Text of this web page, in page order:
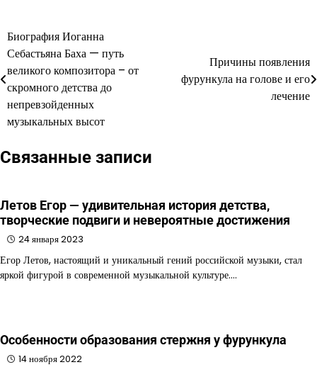
Навигация
по
записям
Биография Иоганна
Себастьяна Баха — путь
великого композитора – от
скромного детства до
непревзойденных
музыкальных высот
Причины появления
фурункула на голове и его
лечение
Связанные записи
Летов Егор — удивительная история детства,
творческие подвиги и невероятные достижения
24 января 2023
Егор Летов, настоящий и уникальный гений российской музыки, стал
яркой фигурой в современной музыкальной культуре.…
Особенности образования стержня у фурункула
14 ноября 2022